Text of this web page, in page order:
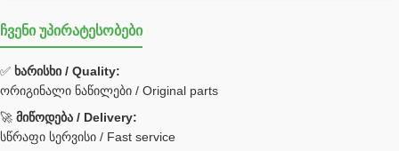
უჟანგავი ფოლადი
Bobcat ფილტრი
Caterpillar ფილტრი
JCB ფილტრი
ჩვენი უპირატესობები
✅ ხარისხი / Quality:
ორიგინალი ნაწილები / Original parts
🚀 მიწოდება / Delivery:
სწრაფი სერვისი / Fast service